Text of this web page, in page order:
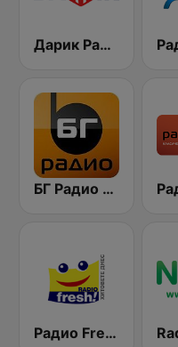
Дарик Радио ( Darik Radio )
БГ Радио 91.9 ( BG Radio )
Радио Fresh! 100.3 FM